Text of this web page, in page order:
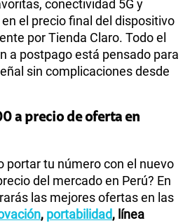
conectividad 5G y
el precio final del dispositivo
por Tienda Claro. Todo el
a postpago está pensado para
sin complicaciones desde
a precio de oferta en
portar tu número con el nuevo
del mercado en Perú? En
las mejores ofertas en las
, portabilidad, línea